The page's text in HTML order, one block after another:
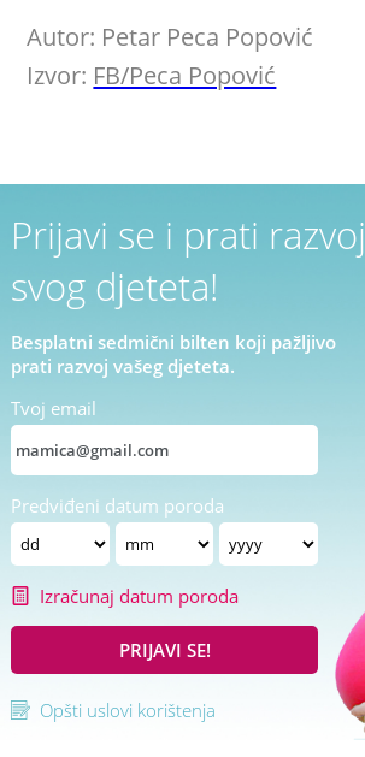
Autor: Petar Peca Popović
Izvor: FB/Peca Popović
Prijavi se i prati razvoj
svog djeteta!
Besplatni sedmični bilten koji pažljivo
prati razvoj vašeg djeteta.
Tvoj email
Predviđeni datum poroda
Izračunaj datum poroda
PRIJAVI SE!
Opšti uslovi korištenja